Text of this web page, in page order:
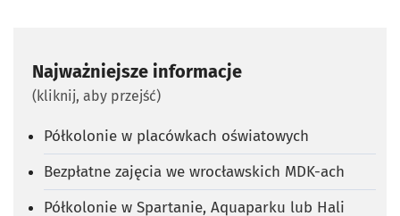
Najważniejsze informacje
(kliknij, aby przejść)
Półkolonie w placówkach oświatowych
Bezpłatne zajęcia we wrocławskich MDK-ach
Półkolonie w Spartanie, Aquaparku lub Hali